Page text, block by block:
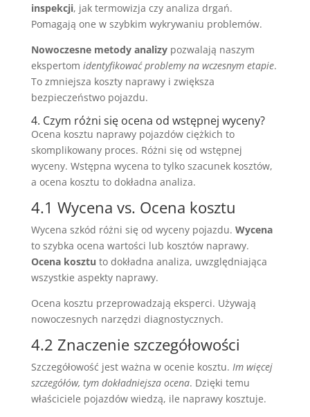
inspekcji, jak termowizja czy analiza drgań.
Pomagają one w szybkim wykrywaniu problemów.
Nowoczesne metody analizypozwalają naszym
ekspertom identyfikować problemy na wczesnym etapie.
To zmniejsza koszty naprawy i zwiększa
bezpieczeństwo pojazdu.
4. Czym różni się ocena od wstępnej wyceny?
Ocena kosztu naprawy pojazdów ciężkich to
skomplikowany proces. Różni się od wstępnej
wyceny. Wstępna wycena to tylko szacunek kosztów,
a ocena kosztu to dokładna analiza.
4.1 Wycena vs. Ocena kosztu
Wycena szkód różni się od wyceny pojazdu. Wycena
to szybka ocena wartości lub kosztów naprawy.
Ocena kosztu to dokładna analiza, uwzględniająca
wszystkie aspekty naprawy.
Ocena kosztu przeprowadzają eksperci. Używają
nowoczesnych narzędzi diagnostycznych.
4.2 Znaczenie szczegółowości
Szczegółowość jest ważna w ocenie kosztu. Im więcej
szczegółów, tym dokładniejsza ocena. Dzięki temu
właściciele pojazdów wiedzą, ile naprawy kosztuje.